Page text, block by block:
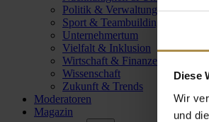
Diese
Wir
und
Politik & Verwaltung
Sport & Teambuilding
Unternehmertum
Vielfalt & Inklusion
Wirtschaft & Finanzen
Wissenschaft
Zukunft & Trends
Moderatoren
Magazin